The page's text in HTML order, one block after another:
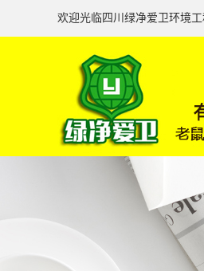
欢迎光临四川绿净爱卫环境工